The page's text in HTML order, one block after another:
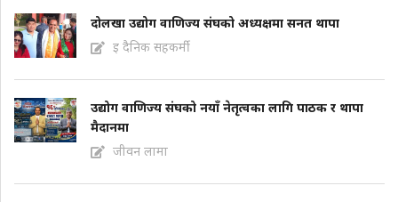
दोलखा उद्योग वाणिज्य संघको अध्यक्षमा सनत थापा
इ दैनिक सहकर्मी
उद्योग वाणिज्य संघको नयाँ नेतृत्वका लागि पाठक र थापा
मैदानमा
जीवन लामा